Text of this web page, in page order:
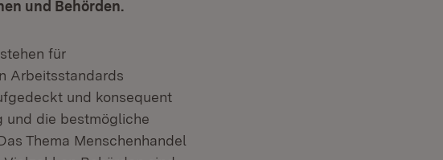
und Behörden.
für
Arbeitsstandards
und konsequent
und die bestmögliche
Thema Menschenhandel